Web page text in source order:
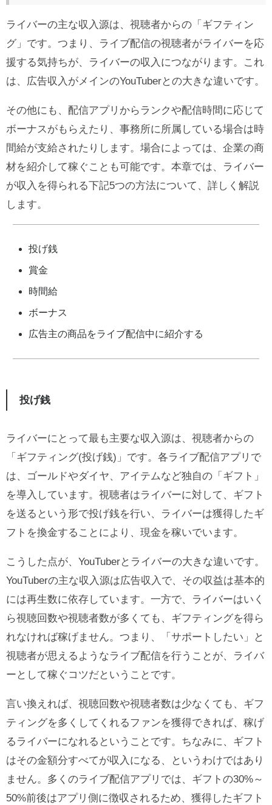
ライバーの主な収入源は、視聴者からの「ギフティン
グ」です。つまり、ライブ配信の視聴者がライバーを応
援する気持ちが、ライバーの収入につながります。これ
は、広告収入がメインのYouTuberとの大きな違いです。
その他にも、配信アプリからランクや配信時間に応じて
ボーナスがもらえたり、事務所に所属している場合は時
間給が支給されたりします。場合によっては、企業の商
材を紹介して稼ぐことも可能です。本章では、ライバー
が収入を得られる下記5つの方法について、詳しく解説
します。
投げ銭
賞金
時間給
ボーナス
広告主の商品をライブ配信中に紹介する
投げ銭
ライバーにとって最も主要な収入源は、視聴者からの
「ギフティング(投げ銭)」です。各ライブ配信アプリで
は、ゴールドやダイヤ、アイテムなど独自の「ギフト」
を導入しています。視聴者はライバーに対して、ギフト
を送るという形で投げ銭を行い、ライバーは獲得したギ
フトを換金することにより、現金を稼いでいます。
こうした点が、YouTuberとライバーの大きな違いです。
YouTuberの主な収入源は広告収入で、その収益は基本的
には再生数に依存しています。一方で、ライバーはいく
ら視聴回数や視聴者数が多くても、ギフティングを得ら
れなければ稼げません。つまり、「サポートしたい」と
視聴者が思えるようなライブ配信を行うことが、ライバ
ーとして稼ぐコツだということです。
言い換えれば、視聴回数や視聴者数は少なくても、ギフ
ティングを多くしてくれるファンを獲得できれば、稼げ
るライバーになれるということです。ちなみに、ギフト
はその金額分すべてが収入になる、というわけではあり
ません。多くのライブ配信アプリでは、ギフトの30%～
50%前後はアプリ側に徴収されるため、獲得したギフト